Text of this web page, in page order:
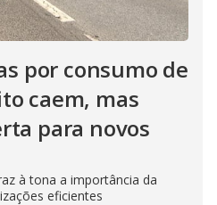
por consumo de
caem, mas
para novos
à tona a importância da
eficientes